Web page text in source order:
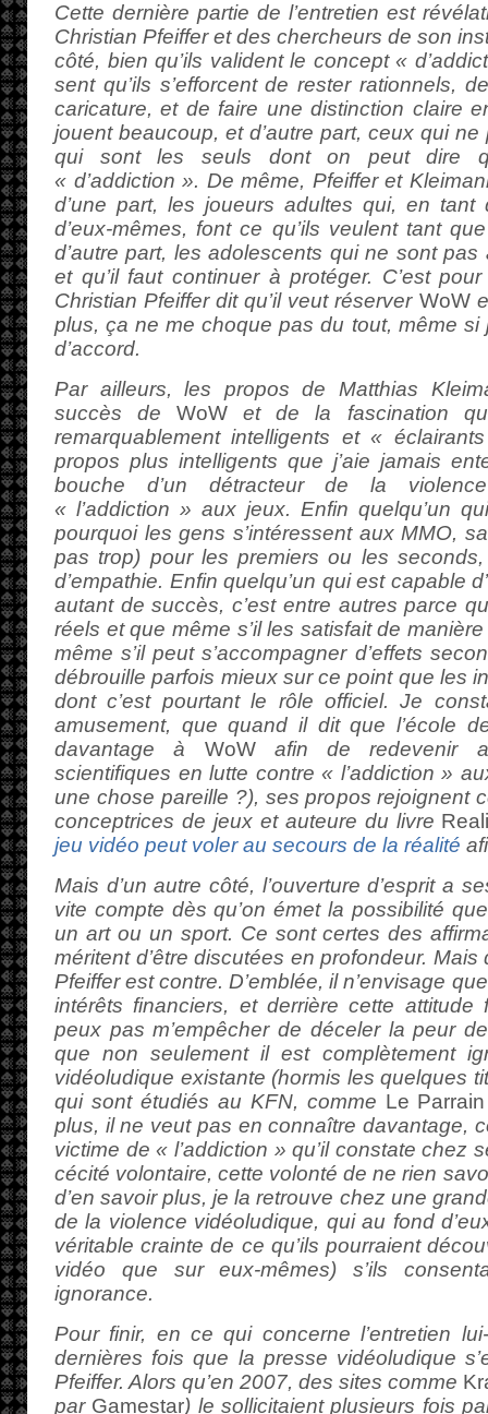
Cette dernière partie de l’entretien est
Christian Pfeiffer et des chercheurs de son
côté, bien qu’ils valident le concept «
sent qu’ils s’efforcent de rester rationnels,
caricature, et de faire une distinction claire
jouent beaucoup, et d’autre part, ceux qui ne
qui sont les seuls dont on peut dire
« d’addiction ». De même, Pfeiffer et
d’une part, les joueurs adultes qui, en tant
d’eux-mêmes, font ce qu’ils veulent tant
d’autre part, les adolescents qui ne sont
et qu’il faut continuer à protéger. C’est
Christian Pfeiffer dit qu’il veut réserver WoW
plus, ça ne me choque pas du tout, même
d’accord.
Par ailleurs, les propos de Matthias
succès deWoW et de la fascination
remarquablement intelligents et «
propos plus intelligents que j’aie jamais
bouche d’un détracteur de la
« l’addiction » aux jeux. Enfin quelqu’un
pourquoi les gens s’intéressent aux MMO,
pas trop) pour les premiers ou les
d’empathie. Enfin quelqu’un qui est capable
autant de succès, c’est entre autres parce
réels et que même s’il les satisfait de
même s’il peut s’accompagner d’effets
débrouille parfois mieux sur ce point que les
dont c’est pourtant le rôle officiel. Je
amusement, que quand il dit que l’école
davantage à WoWafin de redevenir
scientifiques en lutte contre « l’addiction »
une chose pareille ?), ses propos rejoignent
conceptrices de jeux et auteure du livre
jeu vidéo peut voler au secours de la réalité
Mais d’un autre côté, l’ouverture d’esprit a
vite compte dès qu’on émet la possibilité
un art ou un sport. Ce sont certes des
méritent d’être discutées en profondeur. Mais
Pfeiffer est contre. D’emblée, il n’envisage
intérêts financiers, et derrière cette
peux pas m’empêcher de déceler la peur
que non seulement il est complètement
vidéoludique existante (hormis les quelques
qui sont étudiés au KFN, comme Le Parrain
plus, il ne veut pas en connaître davantage,
victime de « l’addiction » qu’il constate chez
cécité volontaire, cette volonté de ne rien
d’en savoir plus, je la retrouve chez une
de la violence vidéoludique, qui au fond
véritable crainte de ce qu’ils pourraient
vidéo que sur eux-mêmes) s’ils
ignorance.
Pour finir, en ce qui concerne l’entretien
dernières fois que la presse vidéoludique
Pfeiffer. Alors qu’en 2007, des sites comme
par Gamestar) le sollicitaient plusieurs fois